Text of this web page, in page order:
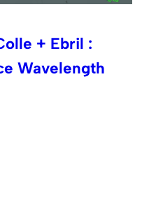
+ Ebril :
Wavelength